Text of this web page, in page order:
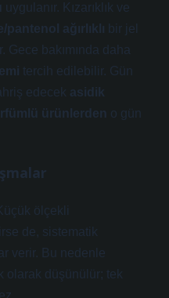
uygulanır. Kızarıklık ve
pantenol ağırlıklı bir jel
bakımında daha
tercih edilebilir. Gün
edecek asidik
ürünlerden o gün
ölçekli
de, sistematik
verir. Bu nedenle
olarak düşünülür; tek